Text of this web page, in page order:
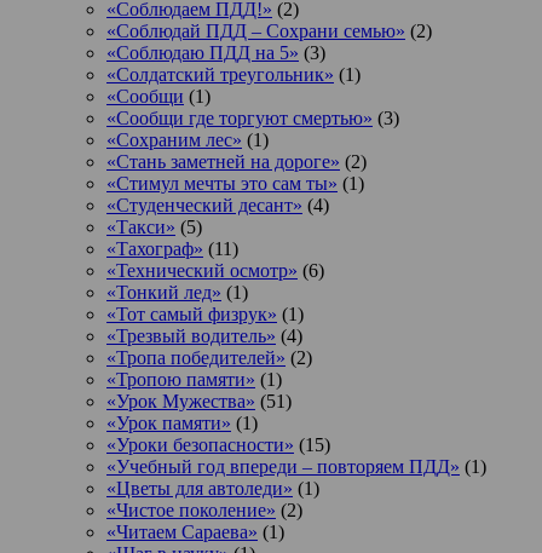
«Соблюдаем ПДД!» (2)
«Соблюдай ПДД – Сохрани семью» (2)
«Соблюдаю ПДД на 5» (3)
«Солдатский треугольник» (1)
«Сообщи (1)
«Сообщи где торгуют смертью» (3)
«Сохраним лес» (1)
«Стань заметней на дороге» (2)
«Стимул мечты это сам ты» (1)
«Студенческий десант» (4)
«Такси» (5)
«Тахограф» (11)
«Технический осмотр» (6)
«Тонкий лед» (1)
«Тот самый физрук» (1)
«Трезвый водитель» (4)
«Тропа победителей» (2)
«Тропою памяти» (1)
«Урок Мужества» (51)
«Урок памяти» (1)
«Уроки безопасности» (15)
«Учебный год впереди – повторяем ПДД» (1)
«Цветы для автоледи» (1)
«Чистое поколение» (2)
«Читаем Сараева» (1)